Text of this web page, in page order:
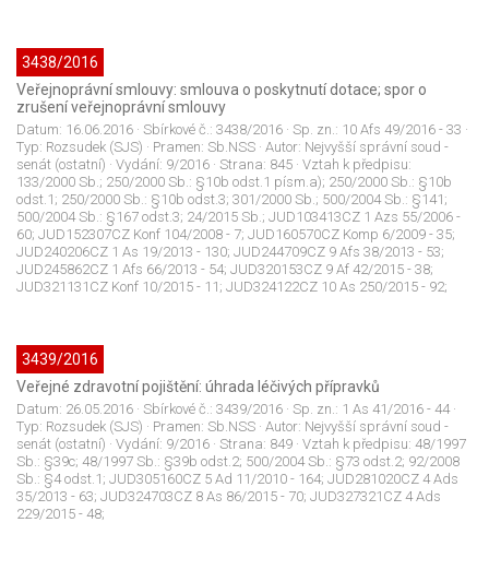
3438/2016
Veřejnoprávní smlouvy: smlouva o poskytnutí dotace; spor o
zrušení veřejnoprávní smlouvy
Datum: 16.06.2016 · Sbírkové č.: 3438/2016 · Sp. zn.: 10 Afs 49/2016 - 33 ·
Typ: Rozsudek (SJS) · Pramen: Sb.NSS · Autor: Nejvyšší správní soud -
senát (ostatní) · Vydání: 9/2016 · Strana: 845 · Vztah k předpisu:
133/2000 Sb.; 250/2000 Sb.: §10b odst.1 písm.a); 250/2000 Sb.: §10b
odst.1; 250/2000 Sb.: §10b odst.3; 301/2000 Sb.; 500/2004 Sb.: §141;
500/2004 Sb.: §167 odst.3; 24/2015 Sb.; JUD103413CZ 1 Azs 55/2006 -
60; JUD152307CZ Konf 104/2008 - 7; JUD160570CZ Komp 6/2009 - 35;
JUD240206CZ 1 As 19/2013 - 130; JUD244709CZ 9 Afs 38/2013 - 53;
JUD245862CZ 1 Afs 66/2013 - 54; JUD320153CZ 9 Af 42/2015 - 38;
JUD321131CZ Konf 10/2015 - 11; JUD324122CZ 10 As 250/2015 - 92;
3439/2016
Veřejné zdravotní pojištění: úhrada léčivých přípravků
Datum: 26.05.2016 · Sbírkové č.: 3439/2016 · Sp. zn.: 1 As 41/2016 - 44·
Typ: Rozsudek (SJS) · Pramen: Sb.NSS · Autor: Nejvyšší správní soud -
senát (ostatní) · Vydání: 9/2016 · Strana: 849 · Vztah k předpisu: 48/1997
Sb.: §39c; 48/1997 Sb.: §39b odst.2; 500/2004 Sb.: §73 odst.2; 92/2008
Sb.: §4 odst.1; JUD305160CZ 5 Ad 11/2010 - 164; JUD281020CZ 4 Ads
35/2013 - 63; JUD324703CZ 8 As 86/2015 - 70; JUD327321CZ 4 Ads
229/2015 - 48;